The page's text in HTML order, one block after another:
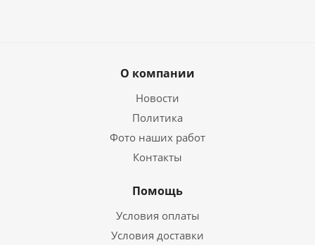
О компании
Новости
Политика
Фото наших работ
Контакты
Помощь
Условия оплаты
Условия доставки